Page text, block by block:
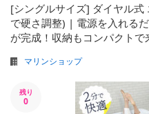
[シングルサイズ] ダイヤル
で硬さ調整) | 電源を入れる
が完成！収納もコンパクトで
マリンショップ
残り
0